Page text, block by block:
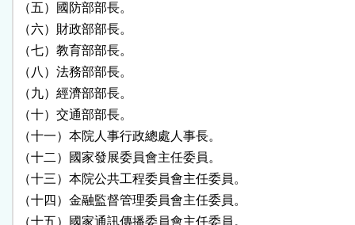
（五）國防部部長。
（六）財政部部長。
（七）教育部部長。
（八）法務部部長。
（九）經濟部部長。
（十）交通部部長。
（十一）本院人事行政總處人事長。
（十二）國家發展委員會主任委員。
（十三）本院公共工程委員會主任委員。
（十四）金融監督管理委員會主任委員。
（十五）國家通訊傳播委員會主任委員。